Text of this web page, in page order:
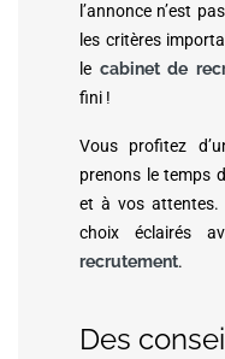
l’annonce n’est
les critères
le cabinet de
fini !
Vous profitez
prenons le temps
et à vos attentes.
choix éclairés
recrutement.
Des